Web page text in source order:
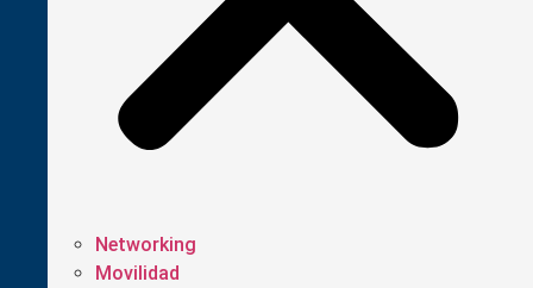
Networking
Movilidad